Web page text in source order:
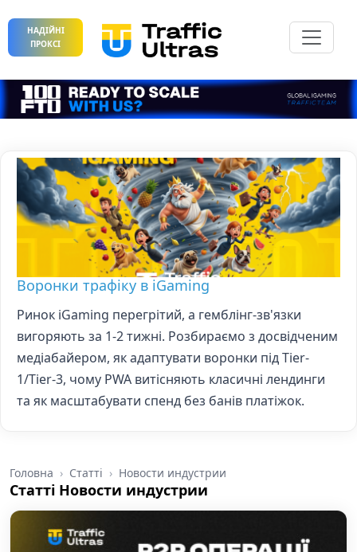
НАДІЙНІ
ПРОКСІ
Воронки трафіку в iGaming
Ринок iGaming перегрітий, а гемблінг-зв'язки
вигоряють за 1-2 тижні. Розбираємо з досвідченим
медіабайером, як адаптувати воронки під Tier-
1/Tier-3, чому PWA витісняють класичні лендинги
та як масштабувати спенд без банів платіжок.
Головна Статті Новости индустрии
Статті Новости индустрии